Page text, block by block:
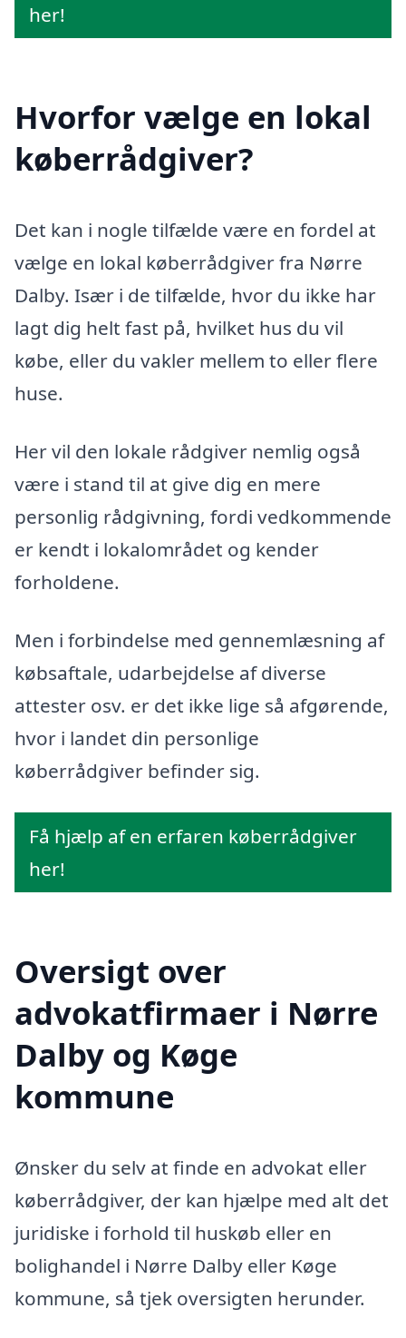
her!
Hvorfor vælge en lokal
køberrådgiver?
Det kan i nogle tilfælde være en fordel at
vælge en lokal køberrådgiver fra Nørre
Dalby. Især i de tilfælde, hvor du ikke har
lagt dig helt fast på, hvilket hus du vil
købe, eller du vakler mellem to eller flere
huse.
Her vil den lokale rådgiver nemlig også
være i stand til at give dig en mere
personlig rådgivning, fordi vedkommende
er kendt i lokalområdet og kender
forholdene.
Men i forbindelse med gennemlæsning af
købsaftale, udarbejdelse af diverse
attester osv. er det ikke lige så afgørende,
hvor i landet din personlige
køberrådgiver befinder sig.
Få hjælp af en erfaren køberrådgiver
her!
Oversigt over
advokatfirmaer i Nørre
Dalby og Køge
kommune
Ønsker du selv at finde en advokat eller
køberrådgiver, der kan hjælpe med alt det
juridiske i forhold til huskøb eller en
bolighandel i Nørre Dalby eller Køge
kommune, så tjek oversigten herunder.